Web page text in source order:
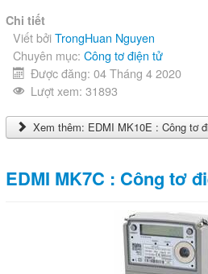
Chi tiết
Viết bởiTrongHuan Nguyen
Chuyên mục: Công tơ điện tử
Được đăng: 04 Tháng 4 2020
Lượt xem: 31893
Xem thêm: EDMI MK10E : Công tơ
EDMI MK7C : Công tơ